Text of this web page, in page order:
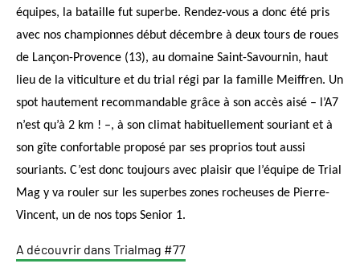
équipes, la bataille fut superbe. Rendez-vous a donc été pris
avec nos championnes début décembre à deux tours de roues
de Lançon-Provence (13), au domaine Saint-Savournin, haut
lieu de la viticulture et du trial régi par la famille Meiffren. Un
spot hautement recommandable grâce à son accès aisé – l’A7
n’est qu’à 2 km ! –, à son climat habituellement souriant et à
son gîte confortable proposé par ses proprios tout aussi
souriants. C’est donc toujours avec plaisir que l’équipe de Trial
Mag y va rouler sur les superbes zones rocheuses de Pierre-
Vincent, un de nos tops Senior 1.
A découvrir dans Trialmag #77